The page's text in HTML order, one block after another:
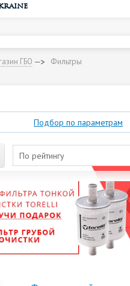
ГБО Фильтры
Подбор по параметрам
По рейтингу